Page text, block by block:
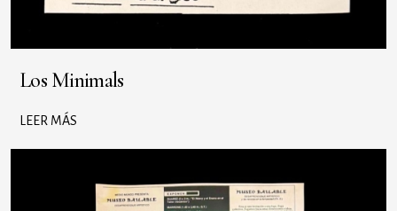
Los Minimals
LEER MÁS